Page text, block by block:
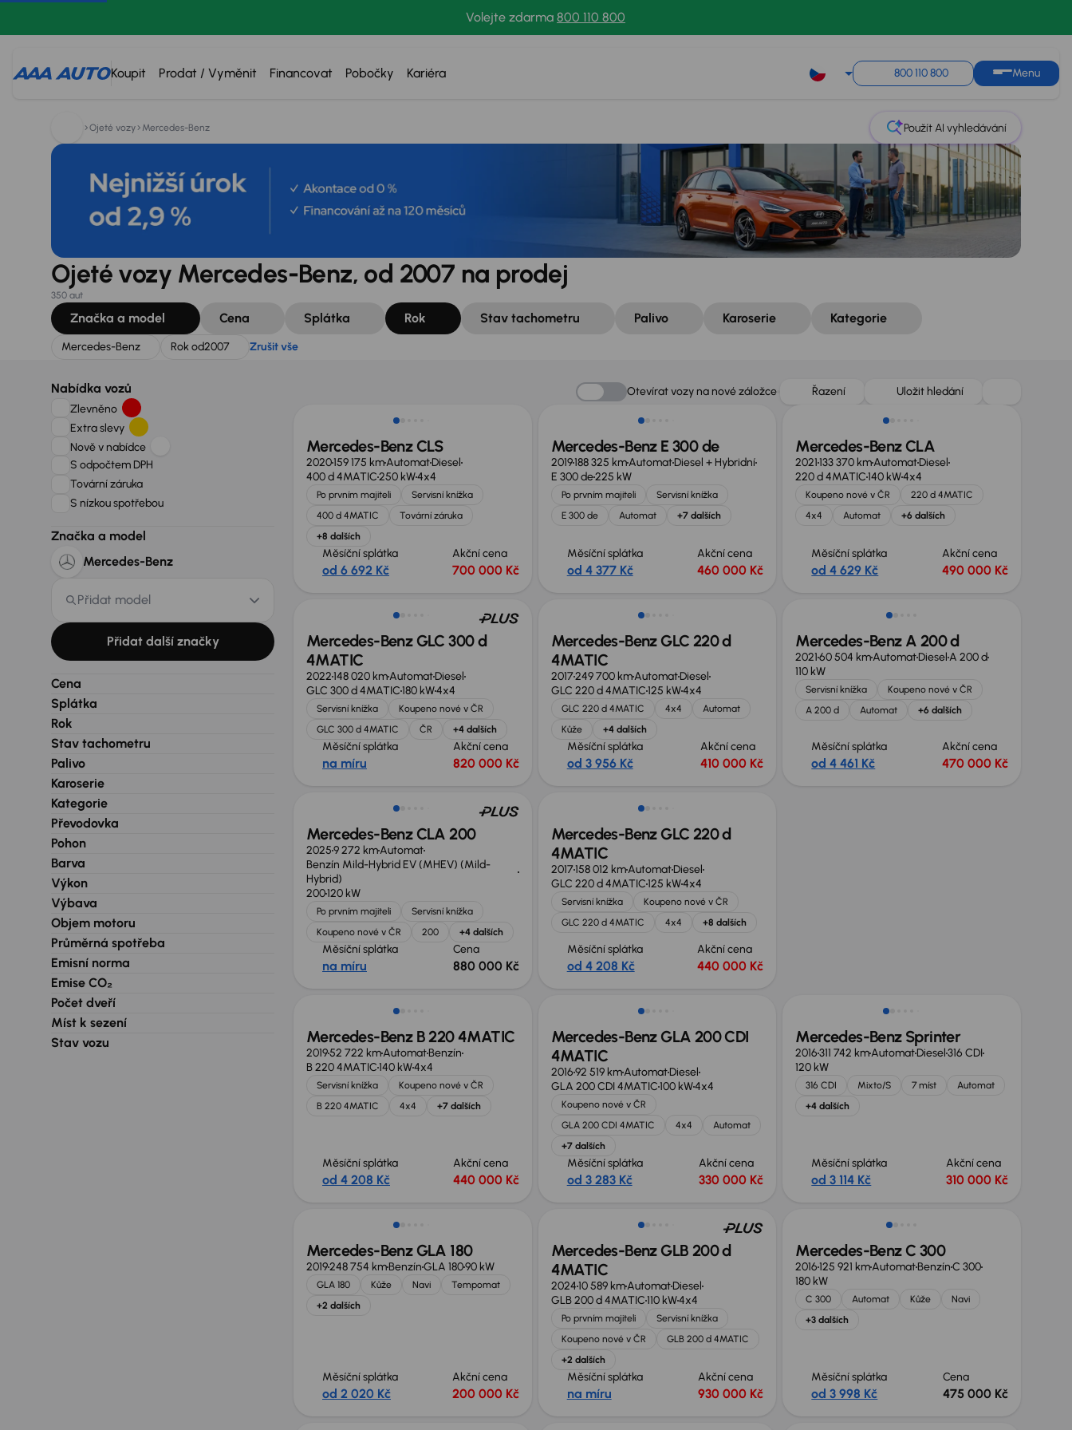
Volejte zdarma 800 110 800
Koupit Prodat / Vyměnit Financovat Pobočky Kariéra 800 110 800 Menu
Hledáte: Zrušit vše
Ojeté vozy Mercedes-Benz Použít AI vyhledávání
Ojeté vozy Mercedes-Benz, od 2007 na prodej
350 aut
Značka a model Cena Splátka Rok Stav tachometru Palivo Karoserie Kategorie
Mercedes-Benz Rok od2007 Zrušit vše
Nabídka vozů
Zlevněno
Extra slevy
Nově v nabídce
S odpočtem DPH
Tovární záruka
S nízkou spotřebou
Značka a model
Mercedes-Benz
Přidat model
Přidat další značky
Cena
Splátka
Rok
Stav tachometru
Palivo
Karoserie
Kategorie
Převodovka
Pohon
Barva
Výkon
Výbava
Objem motoru
Průměrná spotřeba
Emisní norma
Emise CO₂
Počet dveří
Míst k sezení
Stav vozu
Otevírat vozy na nové záložce Řazení Uložit hledání
Mercedes-Benz CLS
2020159 175 kmAutomatDiesel
400 d 4MATIC250 kW4x4
Po prvním majiteli
Servisní knížka
400 d 4MATIC
Tovární záruka
+8 dalších
Měsíční splátka
od 6 692 Kč
Akční cena
700 000 Kč
Zlevněno o 10 000 Kč
Mercedes-Benz E 300 de
2019188 325 kmAutomatDiesel + Hybridní
E 300 de225 kW
Po prvním majiteli
Servisní knížka
E 300 de
Automat +7 dalších
Měsíční splátka
od 4 377 Kč
Akční cena
460 000 Kč
Mercedes-Benz CLA
2021133 370 kmAutomatDiesel
220 d 4MATIC140 kW4x4
Koupeno nové v ČR
220 d 4MATIC
4x4
Automat +6 dalších
Měsíční splátka
od 4 629 Kč
Akční cena
490 000 Kč
Možnost odpočtu DPH
Mercedes-Benz GLC 300 d
4MATIC
2022148 020 kmAutomatDiesel
GLC 300 d 4MATIC180 kW4x4
Servisní knížka
Koupeno nové v ČR
GLC 300 d 4MATIC
ČR +4 dalších
Měsíční splátka
na míru
Akční cena
820 000 Kč
Nově v nabídce
Mercedes-Benz GLC 220 d
4MATIC
2017249 700 kmAutomatDiesel
GLC 220 d 4MATIC125 kW4x4
GLC 220 d 4MATIC 4x4
Automat
Kůže
+4 dalších
Měsíční splátka
od 3 956 Kč
Akční cena
410 000 Kč
Zlevněno o 70 000 Kč
Mercedes-Benz A 200 d
202160 504 kmAutomatDieselA 200 d
110 kW
Servisní knížka
Koupeno nové v ČR
A 200 d
Automat +6 dalších
Měsíční splátka
od 4 461 Kč
Akční cena
470 000 Kč
Zlevněno o 85 000 Kč
Mercedes-Benz CLA 200
20259 272 kmAutomat
Benzín Mild-Hybrid EV (MHEV) (Mild-
Hybrid)
200120 kW
Po prvním majiteli
Servisní knížka
Koupeno nové v ČR
200 +4 dalších
Měsíční splátka
na míru
Cena
880 000 Kč
Mercedes-Benz GLC 220 d
4MATIC
2017158 012 kmAutomatDiesel
GLC 220 d 4MATIC125 kW4x4
Servisní knížka
Koupeno nové v ČR
GLC 220 d 4MATIC
4x4 +8 dalších
Měsíční splátka
od 4 208 Kč
Akční cena
440 000 Kč
Mercedes-Benz B 220 4MATIC
201952 722 kmAutomatBenzín
B 220 4MATIC140 kW4x4
Servisní knížka
Koupeno nové v ČR
B 220 4MATIC
4x4 +7 dalších
Měsíční splátka
od 4 208 Kč
Akční cena
440 000 Kč
Mercedes-Benz GLA 200 CDI
4MATIC
201692 519 kmAutomatDiesel
GLA 200 CDI 4MATIC100 kW4x4
Koupeno nové v ČR
GLA 200 CDI 4MATIC
4x4
Automat
+7 dalších
Měsíční splátka
od 3 283 Kč
Akční cena
330 000 Kč
Mercedes-Benz Sprinter
2016311 742 kmAutomatDiesel316 CDI
120 kW
316 CDI Mixto/S 7 míst
Automat
+4 dalších
Měsíční splátka
od 3 114 Kč
Akční cena
310 000 Kč
Možnost odpočtu DPH
Mercedes-Benz GLA 180
2019248 754 kmBenzínGLA 18090 kW
GLA 180 Kůže Navi
Tempomat
+2 dalších
Měsíční splátka
od 2 020 Kč
Akční cena
200 000 Kč
Zlevněno o 90 000 Kč
Mercedes-Benz GLB 200 d
4MATIC
202410 589 kmAutomatDiesel
GLB 200 d 4MATIC110 kW4x4
Po prvním majiteli
Servisní knížka
Koupeno nové v ČR
GLB 200 d 4MATIC
+2 dalších
Měsíční splátka
na míru
Akční cena
930 000 Kč
Zlevněno o 38 700 Kč
Mercedes-Benz C 300
2016125 921 kmAutomatBenzínC 300
180 kW
C 300 Automat Kůže
Navi
+3 dalších
Měsíční splátka
od 3 998 Kč
Cena
475 000 Kč
Zlevněno o 10 200 Kč Zlevněno o 90 000 Kč